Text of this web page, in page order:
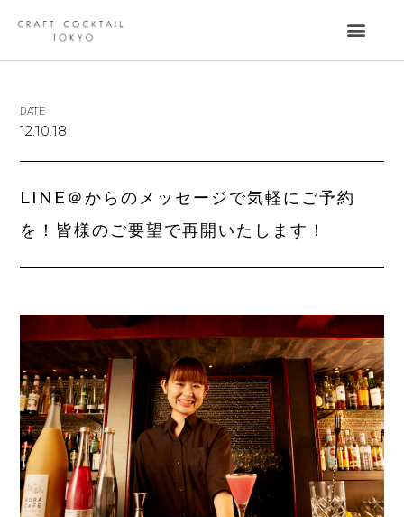
DATE
12.10.18
LINE＠からのメッセージで気軽にご予約
を！皆様のご要望で再開いたします！